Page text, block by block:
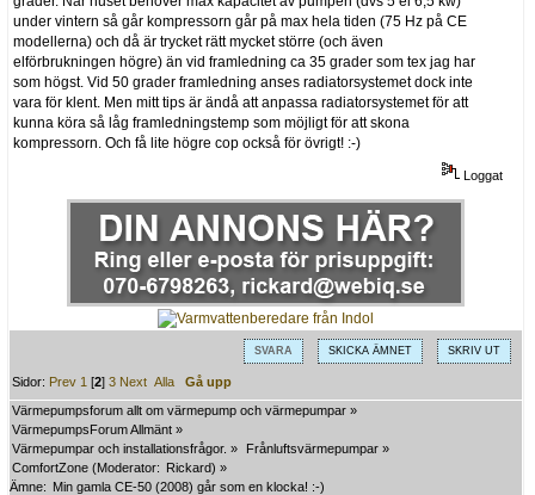
under vintern så går kompressorn går på max hela tiden (75 Hz på CE
modellerna) och då är trycket rätt mycket större (och även
elförbrukningen högre) än vid framledning ca 35 grader som tex jag har
som högst. Vid 50 grader framledning anses radiatorsystemet dock inte
vara för klent. Men mitt tips är ändå att anpassa radiatorsystemet för att
kunna köra så låg framledningstemp som möjligt för att skona
kompressorn. Och få lite högre cop också för övrigt! :-)
Loggat
SVARA SKICKA ÄMNET SKRIV UT
Sidor: Prev 1 [2]3 Next Alla
Gå upp
Värmepumpsforum allt om värmepump och värmepumpar »
VärmepumpsForum Allmänt »
Värmepumpar och installationsfrågor. » Frånluftsvärmepumpar »
ComfortZone (Moderator: Rickard) »
Ämne: Min gamla CE-50 (2008) går som en klocka! :-)